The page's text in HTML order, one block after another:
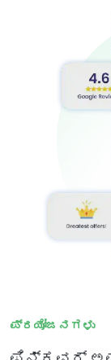
ಪ್ರಯೋಜನಗಳು